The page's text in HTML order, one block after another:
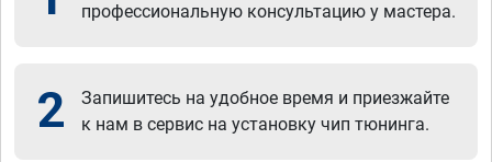
профессиональную консультацию у мастера.
2
Запишитесь на удобное время и приезжайте
к нам в сервис на установку чип тюнинга.